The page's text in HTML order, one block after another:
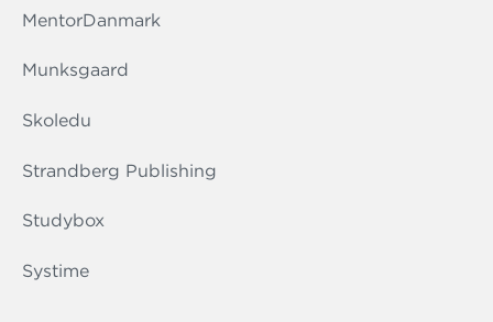
MentorDanmark
Munksgaard
Skoledu
Strandberg Publishing
Studybox
Systime